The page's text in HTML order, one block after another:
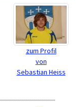
zum Profil
von
Sebastian Heiss